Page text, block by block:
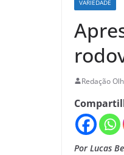
VARIEDADE
Redação
Por Lucas